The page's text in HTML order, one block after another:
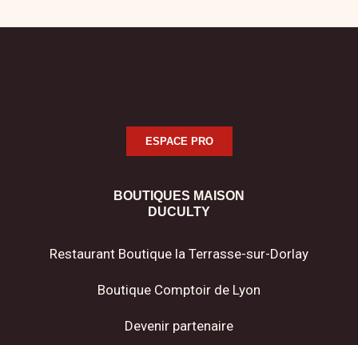
ESPACE PRO
BOUTIQUES MAISON
DUCULTY
Restaurant Boutique la Terrasse-sur-Dorlay
Boutique Comptoir de Lyon
Devenir partenaire